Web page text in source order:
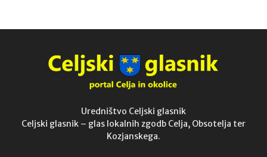
Uredništvo Celjski glasnik
Celjski glasnik – glas lokalnih zgodb Celja, Obsotelja ter
Kozjanskega.